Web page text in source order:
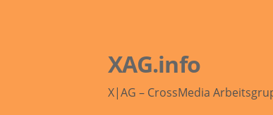
XAG.info
X|AG – CrossMedia